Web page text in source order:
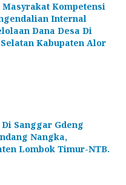
Kompetensi
Internal
Dana Desa Di
Kabupaten Alor
Sanggar Gdeng
Nangka,
Lombok Timur-NTB.